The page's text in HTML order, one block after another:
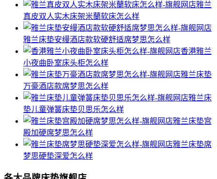
雅兰
真皮双人实木床架米蘭软床怎么样
雅兰床垫安缦酒店款软硬舒适席梦思怎么样
香港雅兰
小夜曲卧室床头柜怎么样
雅兰床垫
万豪酒店款席梦思怎么样
雅兰床
垫儿童弹簧床垫贝思乐怎么样
雅兰床垫宫
殿加硬席梦思怎么样
雅兰床垫席
梦思硬垫深爱怎么样